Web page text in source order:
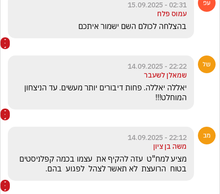
02:31 - 15.09.2025
עמוס פלח
בהצלחה לכולם השם ישמור איתכם
22:22 - 14.09.2025
שמאלן לשעבר
המוחלט!!!
22:12 - 14.09.2025
משה בן ציון
בטוח  הרועצת  לא תאשר לצהל  לפגוע  בהם.